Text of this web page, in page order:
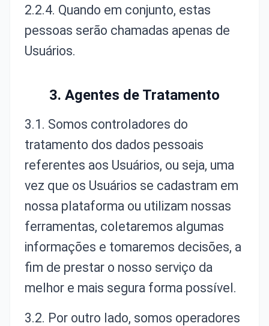
2.2.4. Quando em conjunto, estas
pessoas serão chamadas apenas de
Usuários.
3. Agentes de Tratamento
3.1. Somos controladores do
tratamento dos dados pessoais
referentes aos Usuários, ou seja, uma
vez que os Usuários se cadastram em
nossa plataforma ou utilizam nossas
ferramentas, coletaremos algumas
informações e tomaremos decisões, a
fim de prestar o nosso serviço da
melhor e mais segura forma possível.
3.2. Por outro lado, somos operadores